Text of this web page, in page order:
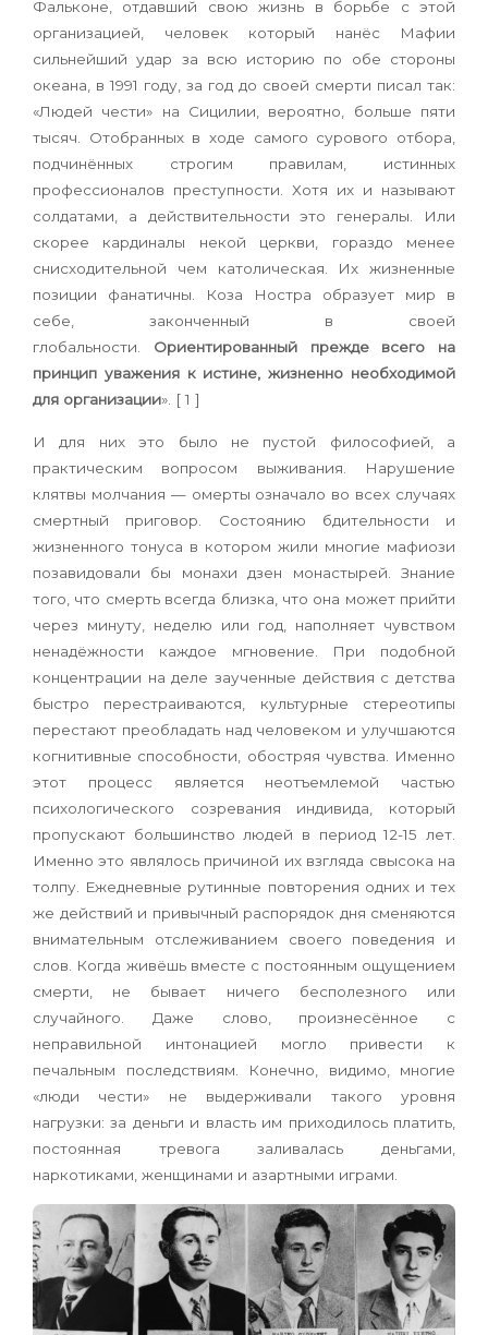
Фальконе, отдавший свою жизнь в борьбе с этой
организацией, человек который нанёс Мафии
сильнейший удар за всю историю по обе стороны
океана, в 1991 году, за год до своей смерти писал так:
«Людей чести» на Сицилии, вероятно, больше пяти
тысяч. Отобранных в ходе самого сурового отбора,
подчинённых строгим правилам, истинных
профессионалов преступности. Хотя их и называют
солдатами, а действительности это генералы. Или
скорее кардиналы некой церкви, гораздо менее
снисходительной чем католическая. Их жизненные
позиции фанатичны. Коза Ностра образует мир в
себе, законченный в своей
глобальности. Ориентированный прежде всего на
принцип уважения к истине, жизненно необходимой
для организации». [ 1 ]
И для них это было не пустой философией, а
практическим вопросом выживания. Нарушение
клятвы молчания — омерты означало во всех случаях
смертный приговор. Состоянию бдительности и
жизненного тонуса в котором жили многие мафиози
позавидовали бы монахи дзен монастырей. Знание
того, что смерть всегда близка, что она может прийти
через минуту, неделю или год, наполняет чувством
ненадёжности каждое мгновение. При подобной
концентрации на деле заученные действия с детства
быстро перестраиваются, культурные стереотипы
перестают преобладать над человеком и улучшаются
когнитивные способности, обостряя чувства. Именно
этот процесс является неотъемлемой частью
психологического созревания индивида, который
пропускают большинство людей в период 12-15 лет.
Именно это являлось причиной их взгляда свысока на
толпу. Ежедневные рутинные повторения одних и тех
же действий и привычный распорядок дня сменяются
внимательным отслеживанием своего поведения и
слов. Когда живёшь вместе с постоянным ощущением
смерти, не бывает ничего бесполезного или
случайного. Даже слово, произнесённое с
неправильной интонацией могло привести к
печальным последствиям. Конечно, видимо, многие
«люди чести» не выдерживали такого уровня
нагрузки: за деньги и власть им приходилось платить,
постоянная тревога заливалась деньгами,
наркотиками, женщинами и азартными играми.